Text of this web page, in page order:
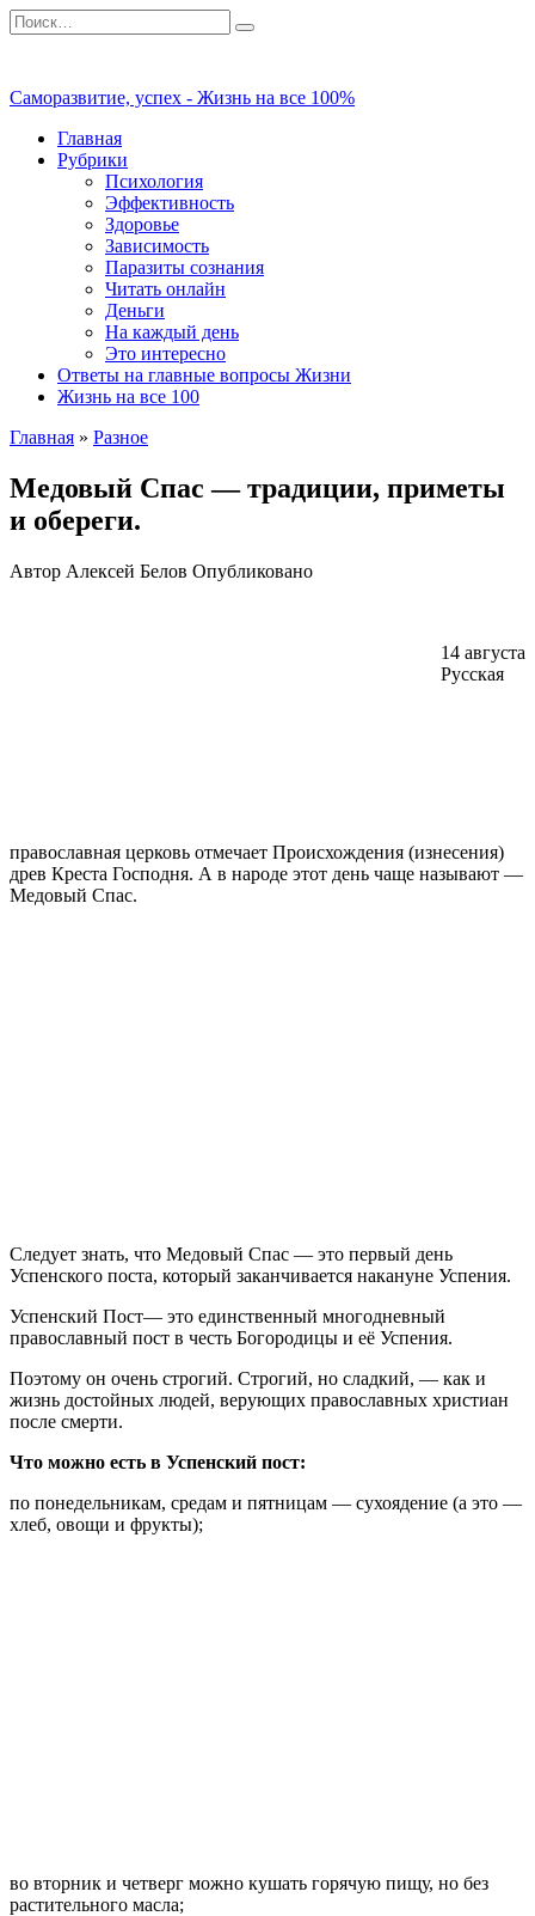
Перейти
к
Search
for:
Саморазвитие, успех - Жизнь на все 100%
Главная
Рубрики
Психология
Эффективность
Здоровье
Зависимость
Паразиты сознания
Читать онлайн
Деньги
На каждый день
Это интересно
Ответы на главные вопросы Жизни
Жизнь на все 100
Главная » Разное
Медовый Спас — традиции, приметы
и обереги.
Автор Алексей Белов Опубликовано
14 августа
Русская
православная церковь отмечает Происхождения (изнесения)
древ Креста Господня. А в народе этот день чаще называют —
Медовый Спас.
Следует знать, что Медовый Спас — это первый день
Успенского поста, который заканчивается накануне Успения.
Успенский Пост— это единственный многодневный
православный пост в честь Богородицы и её Успения.
Поэтому он очень строгий. Строгий, но сладкий, — как и
жизнь достойных людей, верующих православных христиан
после смерти.
Что можно есть в Успенский пост:
по понедельникам, средам и пятницам — сухоядение (а это —
хлеб, овощи и фрукты);
во вторник и четверг можно кушать горячую пищу, но без
растительного масла;